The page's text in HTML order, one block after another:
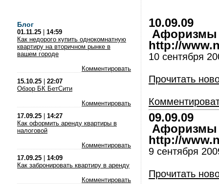
Блог
01.11.25
14:59
Как недорого купить однокомнатную
квартиру на вторичном рынке в
вашем городе
Комментировать
15.10.25
22:07
Обзор БК БетСити
Комментировать
17.09.25
14:27
Как оформить аренду квартиры в
налоговой
Комментировать
17.09.25
14:09
Как забронировать квартиру в аренду
Комментировать
10.09.09
Афоризмы
http://
10 сентября
Прочитать
09.09.09
Афоризмы
http://
9 сентября
Прочитать